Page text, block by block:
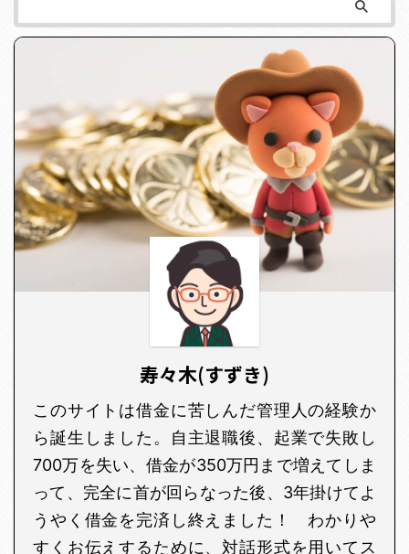
寿々木(すずき)
このサイトは借金に苦しんだ管理人の経験か
ら誕生しました。自主退職後、起業で失敗し
700万を失い、借金が350万円まで増えてしま
って、完全に首が回らなった後、3年掛けてよ
うやく借金を完済し終えました！ わかりや
すくお伝えするために、対話形式を用いてス